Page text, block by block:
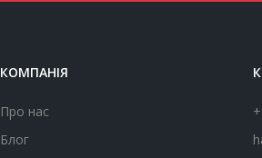
КОМПАНІЯ
Про нас
Блог